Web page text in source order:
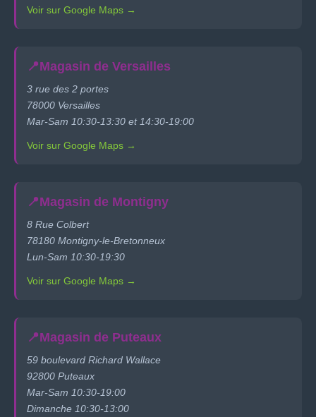
Voir sur Google Maps →
📍Magasin de Versailles
3 rue des 2 portes
78000 Versailles
Mar-Sam 10:30-13:30 et 14:30-19:00
Voir sur Google Maps →
📍Magasin de Montigny
8 Rue Colbert
78180 Montigny-le-Bretonneux
Lun-Sam 10:30-19:30
Voir sur Google Maps →
📍Magasin de Puteaux
59 boulevard Richard Wallace
92800 Puteaux
Mar-Sam 10:30-19:00
Dimanche 10:30-13:00